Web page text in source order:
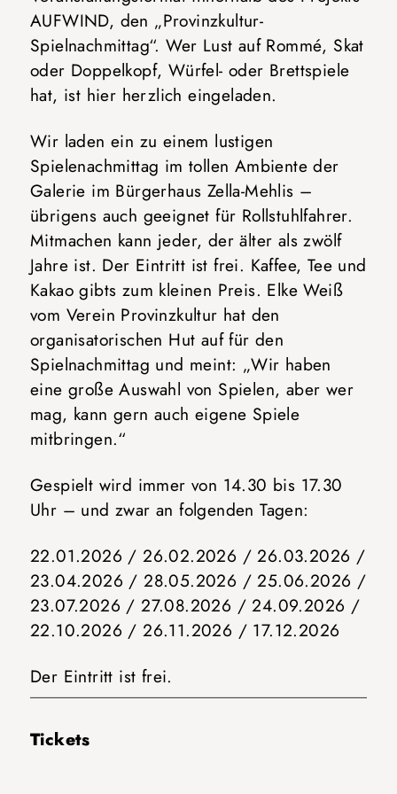
AUFWIND, den „Provinzkultur-
Spielnachmittag“. Wer Lust auf Rommé, Skat
oder Doppelkopf, Würfel- oder Brettspiele
hat, ist hier herzlich eingeladen.
Wir laden ein zu einem lustigen
Spielenachmittag im tollen Ambiente der
Galerie im Bürgerhaus Zella-Mehlis –
übrigens auch geeignet für Rollstuhlfahrer.
Mitmachen kann jeder, der älter als zwölf
Jahre ist. Der Eintritt ist frei. Kaffee, Tee und
Kakao gibts zum kleinen Preis. Elke Weiß
vom Verein Provinzkultur hat den
organisatorischen Hut auf für den
Spielnachmittag und meint: „Wir haben
eine große Auswahl von Spielen, aber wer
mag, kann gern auch eigene Spiele
mitbringen.“
Gespielt wird immer von 14.30 bis 17.30
Uhr – und zwar an folgenden Tagen:
22.01.2026 / 26.02.2026 / 26.03.2026 /
23.04.2026 / 28.05.2026 / 25.06.2026 /
23.07.2026 / 27.08.2026 / 24.09.2026 /
22.10.2026 / 26.11.2026 / 17.12.2026
Der Eintritt ist frei.
Tickets